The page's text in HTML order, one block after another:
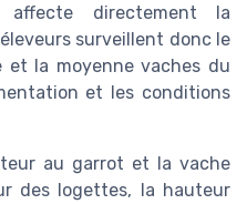
directement la
surveillent donc le
et la moyenne vaches du
et les conditions
au garrot et la vache
des logettes, la hauteur